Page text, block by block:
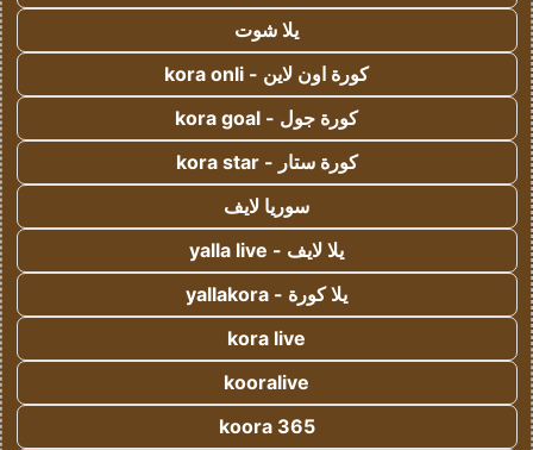
يلا شوت
كورة اون لاين - kora onli
كورة جول - kora goal
كورة ستار - kora star
سوريا لايف
يلا لايف - yalla live
يلا كورة - yallakora
kora live
kooralive
koora 365